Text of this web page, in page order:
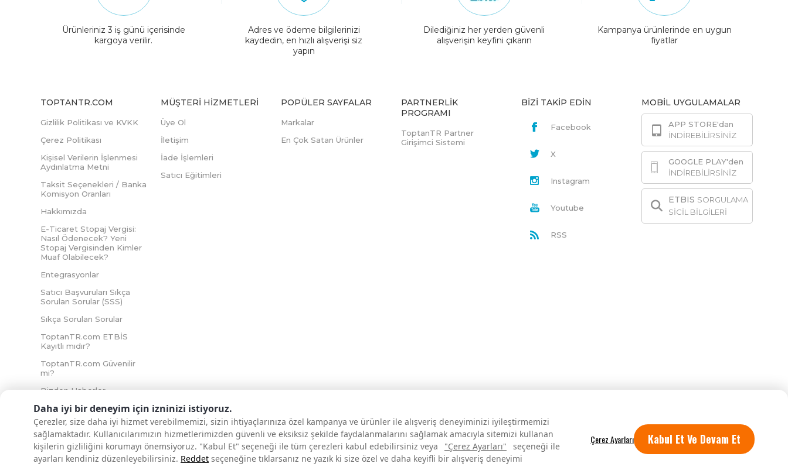
Daha iyi bir deneyim için izninizi istiyoruz.
Çerezler, size daha iyi hizmet verebilmemizi, sizin ihtiyaçlarınıza özel kampanya ve ürünler ile alışveriş deneyiminizi iyileştirmemizi
sağlamaktadır. Kullanıcılarımızın hizmetlerimizden güvenli ve eksiksiz şekilde faydalanmalarını sağlamak amacıyla sitemizi kullanan
kişilerin gizliliğini korumayı önemsiyoruz. "Kabul Et" seçeneği ile tüm çerezleri kabul edebilirsiniz veya
"Çerez Ayarları"
seçeneği ile
ayarları kendiniz düzenleyebilirsiniz. Reddet seçeneğine tıklarsanız ne yazık ki size özel ve daha keyifli bir alışveriş deneyimi
Kabul Et Ve Devam Et
Ürünleriniz 3 iş günü içerisinde
kargoya verilir.
Adres ve ödeme bilgilerinizi
kaydedin, en hızlı alışverişi siz
yapın
Dilediğiniz her yerden güvenli
alışverişin keyfini çıkarın
Kampanya ürünlerinde en uygun
fiyatlar
TOPTANTR.COM
Gizlilik Politikası ve KVKK
Çerez Politikası
Kişisel Verilerin İşlenmesi
Aydınlatma Metni
Taksit Seçenekleri / Banka
Komisyon Oranları
Hakkımızda
E-Ticaret Stopaj Vergisi:
Nasıl Ödenecek? Yeni
Stopaj Vergisinden Kimler
Muaf Olabilecek?
Entegrasyonlar
Satıcı Başvuruları Sıkça
Sorulan Sorular (SSS)
Sıkça Sorulan Sorular
ToptanTR.com ETBİS
Kayıtlı mıdır?
ToptanTR.com Güvenilir
mi?
Bizden Haberler
MÜŞTERI HIZMETLERI
Üye Ol
İletişim
İade İşlemleri
Satıcı Eğitimleri
POPÜLER SAYFALAR
Markalar
En Çok Satan Ürünler
PARTNERLIK
PROGRAMI
ToptanTR Partner
Girişimci Sistemi
BİZİ TAKİP EDİN
Facebook
X
Instagram
Youtube
RSS
MOBİL UYGULAMALAR
APP STORE'dan
İNDİREBİLİRSİNİZ
GOOGLE PLAY'den
İNDİREBİLİRSİNİZ
ETBIS SORGULAMA
SİCİL BİLGİLERİ
İNTERNETTE GÜVENLİ ALIŞVERİŞ
Tüm hakları saklıdır.